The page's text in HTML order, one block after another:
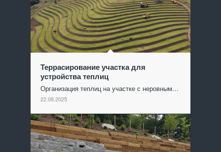
Террасирование участка для
устройства теплиц
Организация теплиц на участке с неровным…
22.08.2025